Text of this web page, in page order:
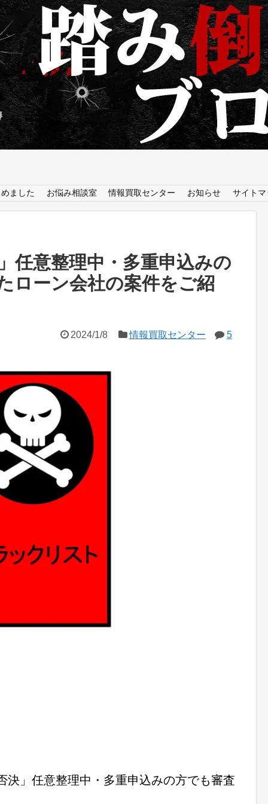
ました お悩み相談室 情報買取センター お知らせ サイトマ
任意整理中・多重申込みの
ローン会社の案件をご紹
2024/1/8 情報買取センター 5
」任意整理中・多重申込みの方でも審査